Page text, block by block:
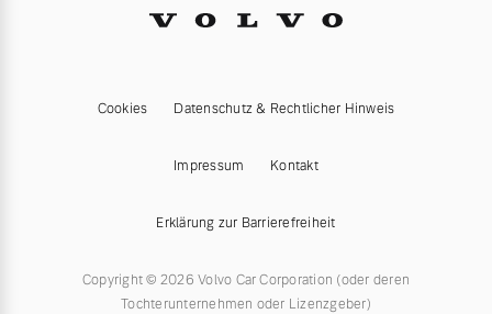
Cookies Datenschutz & Rechtlicher Hinweis
Impressum Kontakt
Erklärung zur Barrierefreiheit
Copyright © 2026 Volvo Car Corporation (oder deren
Tochterunternehmen oder Lizenzgeber)